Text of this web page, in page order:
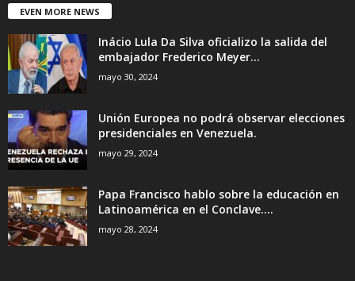
EVEN MORE NEWS
Inácio Lula Da Silva oficializo la salida del
embajador Frederico Meyer...
mayo 30, 2024
Unión Europea no podrá observar elecciones
presidenciales en Venezuela.
mayo 29, 2024
Papa Francisco hablo sobre la educación en
Latinoamérica en el Conclave....
mayo 28, 2024